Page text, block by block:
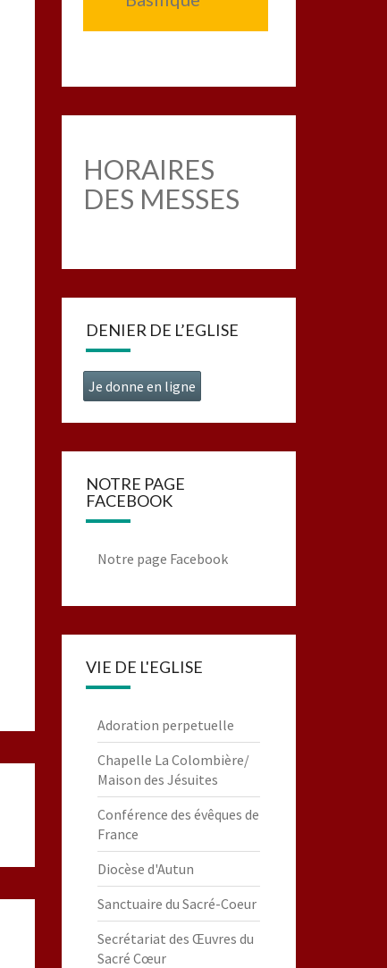
HORAIRES
DES MESSES
DENIER DE L’EGLISE
Je donne en ligne
NOTRE PAGE
FACEBOOK
Notre page Facebook
VIE DE L'EGLISE
Adoration perpetuelle
Chapelle La Colombière/
Maison des Jésuites
Conférence des évêques de
France
Diocèse d'Autun
Sanctuaire du Sacré-Coeur
Secrétariat des Œuvres du
Sacré Cœur